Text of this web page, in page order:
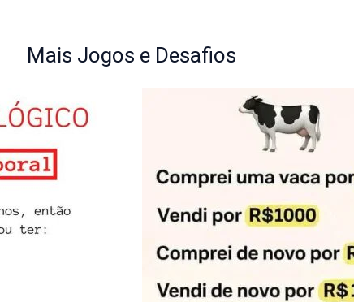
Mais Jogos e Desafios